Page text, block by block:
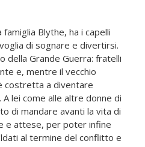
Blythe, ha i capelli
di sognare e divertirsi.
della Grande Guerra: fratelli
e, mentre il vecchio
costretta a diventare
lei come alle altre donne di
di mandare avanti la vita di
e attese, per poter infine
al termine del conflitto e